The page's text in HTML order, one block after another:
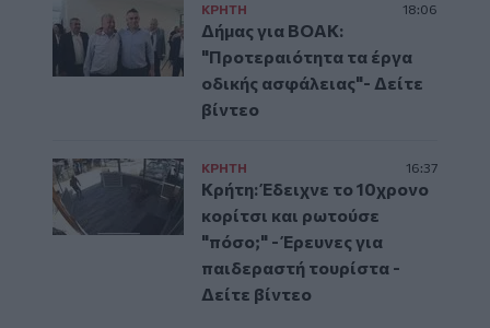
ΚΡΗΤΗ 18:06
Δήμας για ΒΟΑΚ:
"Προτεραιότητα τα έργα
οδικής ασφάλειας"- Δείτε
βίντεο
ΚΡΗΤΗ 16:37
Κρήτη: Έδειχνε το 10χρονο
κορίτσι και ρωτούσε
"πόσο;" - Έρευνες για
παιδεραστή τουρίστα -
Δείτε βίντεο